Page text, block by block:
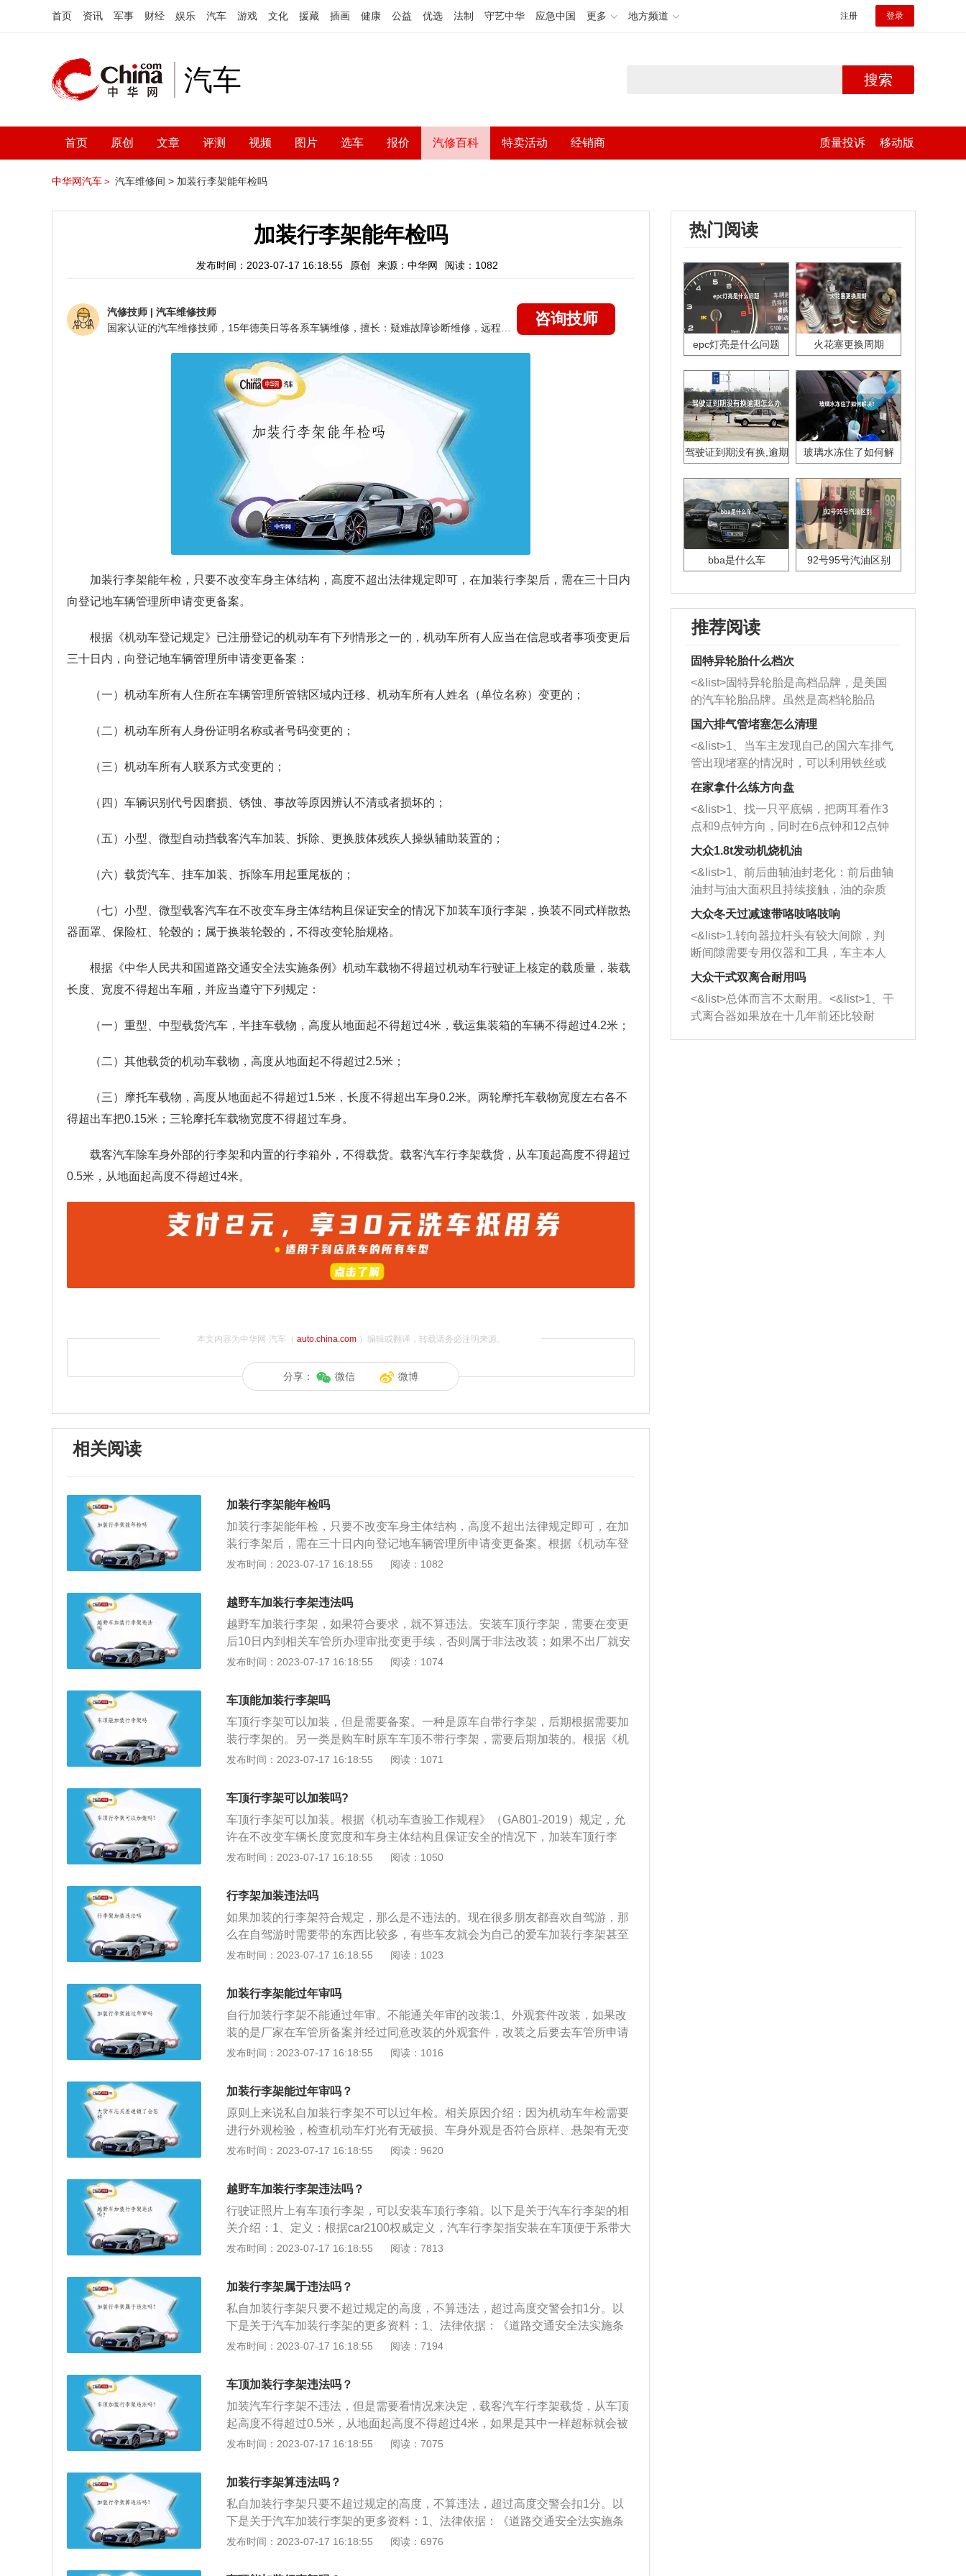
首页 资讯 军事 财经 娱乐 汽车 游戏 文化 援藏 插画 健康 公益 优选 法制 守艺中华 应急中国 更多 地方频道 注册 登录
汽车 搜索
首页 原创 文章 评测 视频 图片 选车 报价 汽修百科 特卖活动 经销商 质量投诉 移动版
中华网汽车＞ 汽车维修间 > 加装行李架能年检吗
加装行李架能年检吗
发布时间：2023-07-17 16:18:55 原创 来源：中华网 阅读：1082
汽修技师 | 汽车维修技师
咨询技师
加装行李架能年检，只要不改变车身主体结构，高度不超出法律规定即可，在加装行李架后，需在三十日内
向登记地车辆管理所申请变更备案。
根据《机动车登记规定》已注册登记的机动车有下列情形之一的，机动车所有人应当在信息或者事项变更后
三十日内，向登记地车辆管理所申请变更备案：
（一）机动车所有人住所在车辆管理所管辖区域内迁移、机动车所有人姓名（单位名称）变更的；
（二）机动车所有人身份证明名称或者号码变更的；
（三）机动车所有人联系方式变更的；
（四）车辆识别代号因磨损、锈蚀、事故等原因辨认不清或者损坏的；
（五）小型、微型自动挡载客汽车加装、拆除、更换肢体残疾人操纵辅助装置的；
（六）载货汽车、挂车加装、拆除车用起重尾板的；
（七）小型、微型载客汽车在不改变车身主体结构且保证安全的情况下加装车顶行李架，换装不同式样散热
器面罩、保险杠、轮毂的；属于换装轮毂的，不得改变轮胎规格。
根据《中华人民共和国道路交通安全法实施条例》机动车载物不得超过机动车行驶证上核定的载质量，装载
长度、宽度不得超出车厢，并应当遵守下列规定：
（一）重型、中型载货汽车，半挂车载物，高度从地面起不得超过4米，载运集装箱的车辆不得超过4.2米；
（二）其他载货的机动车载物，高度从地面起不得超过2.5米；
（三）摩托车载物，高度从地面起不得超过1.5米，长度不得超出车身0.2米。两轮摩托车载物宽度左右各不
得超出车把0.15米；三轮摩托车载物宽度不得超过车身。
载客汽车除车身外部的行李架和内置的行李箱外，不得载货。载客汽车行李架载货，从车顶起高度不得超过
0.5米，从地面起高度不得超过4米。
本文内容为中华网·汽车（ auto.china.com）编辑或翻译，转载请务必注明来源。
分享： 微信 微博
相关阅读
加装行李架能年检吗
加装行李架能年检，只要不改变车身主体结构，高度不超出法律规定即可，在加
装行李架后，需在三十日内向登记地车辆管理所申请变更备案。根据《机动车登
记规定》已注册登记的机动车有下列情形之一的，机动车所有人应当在信息或者
住所在车辆管理所管辖区域内迁移、机动车所有人姓名（单位名称）变更的；
（二）机动车所有人身份证明名称或者号码变更的；（三）机动车所有人联系方
式变更的；（四）车辆识别代号因磨损、锈蚀、事故等原因辨认不清或者损坏
的；（五）小型、微型自动挡载客汽车加装、拆除、更换肢体残疾人操纵辅助装
置的；（六）载货汽车、挂车加装、拆除车用起重尾板的；（七）小型、微型载
样散热器面罩、保险杠、轮毂的；属于换装轮毂的，不得改变轮胎规格。根据
《中华人民共和国道路交通安全法实施条例》机动车载物不得超过机动车行驶证
上核定的载质量，装载长度、宽度不得超出车厢，并应当遵守下列规定：（一）
车辆不得超过4.2米；（二）其他载货的机动车载物，高度从地面起不得超过2.5
米。两轮摩托车载物宽度左右各不得超出车把0.15米；三轮摩托车载物宽度不得
超过车身。载客汽车除车身外部的行李架和内置的行李箱外，不得载货。载客汽
车行李架载货，从车顶起高度不得超过0.5米，从地面起高度不得超过4米。
发布时间：2023-07-17 16:18:55 阅读：1082
越野车加装行李架违法吗
越野车加装行李架，如果符合要求，就不算违法。安装车顶行李架，需要在变更
后10日内到相关车管所办理审批变更手续，否则属于非法改装；如果不出厂就安
装车顶行李架是违法的，那就是违法改装外观。不仅年检不合格，被交警发现还
确保车身外观与行驶证上的机动车照片一致；就算装了行李架，载物的高度也不
能超过车顶0.5m，所以有些想把自行车放在车顶的人是不行的。现在很多朋友都
喜欢去公路旅行，所以他们在去公路旅行的时候需要带更多的东西，有些骑手会
在车上增加行李架甚至车顶行李箱。然后，在安装之前，你需要咨询当地的车辆
管理处，看看国家对这些东西有什么规定。只要安装的行李架和行李箱符合要
量不要安装车顶行李箱，这样会增加汽车的油耗。那么，油耗增加的原因不是重
量的增加，而是空空气阻力的增加。空车顶后备箱的汽车高速行驶时空气阻力会
更大。在安装行李架或行李箱时一定要选择正品配件，找专业的店进行安装，确
前最好咨询车管所的工作人员，改动不要影响车辆的安全。改装汽车时，选择原
发布时间：2023-07-17 16:18:55 阅读：1074
车顶能加装行李架吗
车顶行李架可以加装，但是需要备案。一种是原车自带行李架，后期根据需要加
装行李架的。另一类是购车时原车车顶不带行李架，需要后期加装的。根据《机
动车查验工作规程》（GA801-2019）之规定：在不改变车辆长度宽度和车身主
安装的行李架不可影响车辆长度和宽度，行李架高度不超过300mm。《中华人民
共和国道路交通安全法实施条例》第五十四条，机动车载物不得超过机动车行驶
证上核定的载质量，装载长度、宽度不得超出车厢，并应当遵守下列规定：载客
汽车除车身外部的行李架和内置的行李箱外，不得载货。载客汽车行李架载货，
从车顶起高度不得超过0.5米，从地面起高度不得超过4米。
发布时间：2023-07-17 16:18:55 阅读：1071
车顶行李架可以加装吗?
车顶行李架可以加装。根据《机动车查验工作规程》（GA801-2019）规定，允
许在不改变车辆长度宽度和车身主体结构且保证安全的情况下，加装车顶行李
架、出入口踏步件、换装散热器面罩或保险杠、更换轮毂等。如果需要加装行李
内，必须到车管所进行登记，并更换行驶证照片，否则视为非法改装。建议各位
车友尽量不要加装车顶行李架，这种行李架会让汽车的油耗升高。那么导致油耗
升高的原因并不是因为增加了重量，而是因为增加了空气阻力。加装车顶行李架
的车在跑高速时，空气阻力会更大。建议各位车友在加装行李架时，一定要选择
正品配件，并且找专业店家安装，还需要确保安装牢固。
发布时间：2023-07-17 16:18:55 阅读：1050
行李架加装违法吗
如果加装的行李架符合规定，那么是不违法的。现在很多朋友都喜欢自驾游，那
么在自驾游时需要带的东西比较多，有些车友就会为自己的爱车加装行李架甚至
车顶行李箱。那么在加装之前，需要咨询一下当地的车管所。根据《中华人民共
核定的载质量，装载长度、宽度不得超出车厢，并应当遵守下列规定：1、重
型、中型载货汽车，半挂车载物，高度从地面起不得超过4米，载运集装箱的车
辆不得超过4.2米；2、其他载货的机动车载物，高度从地面起不得超过2.5米；
3、摩托车载物，高度从地面起不得超过1.5米，长度不得超出车身0.2米。两轮摩
托车载物宽度左右各不得超出车把0.15米；三轮摩托车载物宽度不得超过车身。
货，从车顶起高度不得超过0.5米，从地面起高度不得超过4米。在加装车顶行李
架或车顶行李箱时，不能影响到行车安全。尽量不要加装车顶行李箱，这种行李
箱会让汽车的油耗升高。那么导致油耗升高的原因并不是因为增加了重量，而是
在加装行李架或行李箱时，一定要选择正品配件，并且找专业店家安装，还需要
发布时间：2023-07-17 16:18:55 阅读：1023
加装行李架能过年审吗
自行加装行李架不能通过年审。不能通关年审的改装:1、外观套件改装，如果改
装的是厂家在车管所备案并经过同意改装的外观套件，改装之后要去车管所申请
变更车辆信息。如果是私自改装一些不是厂家备案的不能通过年审。2、车身贴
如果改色面积超过30%的话，一定要尽快到车管所重新拍照、申请变。3、改装
轮毂如果改了轮毂，那么在年审的时候是不能通过的。
发布时间：2023-07-17 16:18:55 阅读：1016
加装行李架能过年审吗？
原则上来说私自加装行李架不可以过年检。相关原因介绍：因为机动车年检需要
进行外观检验，检查机动车灯光有无破损、车身外观是否符合原样、悬架有无变
动，还有天窗、轮胎等。而加装行李架、大包围、尾翼，改排气管，换大轮胎等
样，才可以通过年检。汽车年检介绍：汽车年检是指对已经领取正式号牌和行驶
证的车辆，每年一次按《机动车运行安全技术条件》进行的检验。目的在于检查
汽车主要技术状况，督促加强汽车的维护保养，使汽车经常处于完好状态，确保
汽车行驶安全。汽车年检可在年审日前的3个月。
发布时间：2023-07-17 16:18:55 阅读：9620
越野车加装行李架违法吗？
行驶证照片上有车顶行李架，可以安装车顶行李箱。以下是关于汽车行李架的相
关介绍：1、定义：根据car2100权威定义，汽车行李架指安装在车顶便于系带大
件物品的支架，是汽车车顶一切搭载方案的基础。2、用途及品牌：车顶支架最
带其他运动器材比如滑雪板、自行车、帆船等；市场上车顶品牌不少于50个。
发布时间：2023-07-17 16:18:55 阅读：7813
加装行李架属于违法吗？
私自加装行李架只要不超过规定的高度，不算违法，超过高度交警会扣1分。以
下是关于汽车加装行李架的更多资料：1、法律依据：《道路交通安全法实施条
例》五十四条。2、规定高度：（1）重型、中型载货汽车，半挂车载物，高度从
载物，高度从地面起不得超过2.5米；（3）摩托车载物，高度从地面起不得超过
1.5米，长度不得超出车身0.2米。两轮摩托车载物宽度左右各不得超出车把0.15
米；三轮摩托车载物宽度不得超过车身。载客汽车除车身外部的行李架和内置的
行李箱外，不得载货。载客汽车行李架载货，从车顶起高度不得超过0.5米，从地
面起高度不得超过4米。
发布时间：2023-07-17 16:18:55 阅读：7194
车顶加装行李架违法吗？
加装汽车行李架不违法，但是需要看情况来决定，载客汽车行李架载货，从车顶
起高度不得超过0.5米，从地面起高度不得超过4米，如果是其中一样超标就会被
交警查，所以在买行李架之前应该自己先量好位置，看看是否能够达标。以下是
例》第五十四条，机动车载物不得超过机动车行驶证上核定的载质量，装载长
度、宽度不得超出车厢。2、载客汽车：载客汽车除车身外部的行李架和内置的
行李箱外，不得载货。载客汽车行李架载货，从车顶起高度不得超过0.5米，从地
面起高度不得超过4米。
发布时间：2023-07-17 16:18:55 阅读：7075
加装行李架算违法吗？
私自加装行李架只要不超过规定的高度，不算违法，超过高度交警会扣1分。以
下是关于汽车加装行李架的更多资料：1、法律依据：《道路交通安全法实施条
例》五十四条。2、规定高度：（1）重型、中型载货汽车，半挂车载物，高度从
载物，高度从地面起不得超过2.5米；（3）摩托车载物，高度从地面起不得超过
发布时间：2023-07-17 16:18:55 阅读：6976
热门阅读
epc灯亮是什么问题 火花塞更换周期
驾驶证到期没有换,逾期
玻璃水冻住了如何解
bba是什么车 92号95号汽油区别
推荐阅读
固特异轮胎什么档次
<&list>固特异轮胎是高档品牌，是美国
的汽车轮胎品牌。虽然是高档轮胎品
牌，但是中高低端的轮胎都有生产，这
也是为了更好的开拓市场。
国六排气管堵塞怎么清理
<&list>1、当车主发现自己的国六车排气
管出现堵塞的情况时，可以利用铁丝或
者是细棍，直接将杂物给取出来，如果
堵塞情况比较严重，也可以采取应急措
施。 <&list>2、直接利用木棍将所有的
杂物推到排气管里面的位置处，然后将
三元催化器拆解开，就可以将堵塞的东
西取出来。但如果是因为积碳过多引起
的堵塞，就需要将三元催化器泡在草酸
洗剂对堵塞的情况得到解决，将清洗剂
放在燃油箱中，与燃油混合后，车辆启
动时，就可以和汽油一起进入到燃烧
室，最后形成废气排出，就可以让三元
催化器得到清洗，排气管堵塞的情况就
能够得到解决。
在家拿什么练方向盘
<&list>1、找一只平底锅，把两耳看作3
点和9点钟方向，同时在6点钟和12点钟
方向做一个标记。 <&list>2、双手握住
一圈半的练习，往右同样也要打相同的
圈数。 <&list>3、最后强调要反复练
习，这样就可以形成肌肉记忆，在真实
驾驶车辆时，不需要记忆也能打好方
向。
大众1.8t发动机烧机油
<&list>1、前后曲轴油封老化：前后曲轴
油封与油大面积且持续接触，油的杂质
和发动机内持续温度变化使其密封效果
逐渐减弱，导致渗油或漏油。<&list>2、
活塞间隙过大：积碳会使活塞环与缸体
的间隙扩大，导致机油流入燃烧室中，
造成烧机油。<&list>3、机油粘度。使用
机油粘度过小的话，同样会有烧机油现
象，机油粘度过小具有很好的流动性，
大众冬天过减速带咯吱咯吱响
<&list>1.转向器拉杆头有较大间隙，判
断间隙需要专用仪器和工具，车主本人
无法制作，需要将车辆送到修理厂或4s
店；<&list>2.车辆半轴套管防尘罩破
裂，破裂后会出现漏油现象，使半轴磨
损严重，磨损的半轴容易损坏，产生异
响；<&list>3.稳定器的转向胶套和球头
大众干式双离合耐用吗
<&list>总体而言不太耐用。<&list>1、干
式离合器如果放在十几年前还比较耐